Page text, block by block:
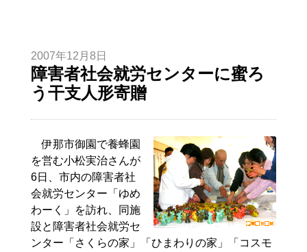
2007年12月8日
障害者社会就労センターに蜜ろ
う干支人形寄贈
伊那市御園で養蜂園
を営む小松実治さんが
6日、市内の障害者社
会就労センター「ゆめ
わーく」を訪れ、同施
設と障害者社会就労セ
ンター「さくらの家」「ひまわりの家」「コスモ